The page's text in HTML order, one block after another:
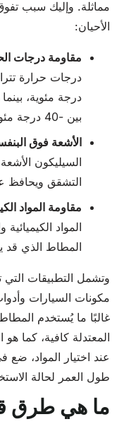
مماثلة. وإليك سبب
الأحيان:
مقاومة درجات
درجة مئوية،
بين -40 درجة مئوية و70 درجة مئوية.
الأشعة فوق
السيليكون
التشقق ويحافظ
مقاومة المواد
المواد
المطاط الذي قد
وتشمل التطبيقات
مكونات السيارات
غالبًا ما يُستخدم
المعتدلة كافية، كما
عند اختيار المواد، ضع
طول العمر لحالة
ما هي طرق